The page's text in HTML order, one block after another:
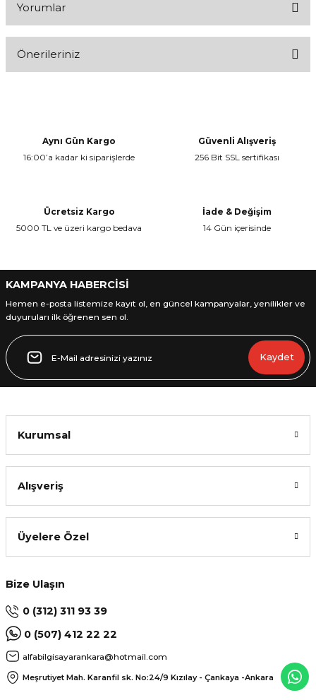
Yorumlar
Önerileriniz
Ürün resmi kalitesiz, bozuk veya görüntülenemiyor.
Gönder
Aynı Gün Kargo
16:00’a kadar ki siparişlerde
Güvenli Alışveriş
256 Bit SSL sertifikası
Ücretsiz Kargo
5000 TL ve üzeri kargo bedava
İade & Değişim
14 Gün içerisinde
KAMPANYA HABERCİSİ
Hemen e-posta listemize kayıt ol, en güncel kampanyalar, yenilikler ve
duyuruları ilk öğrenen sen ol.
Kaydet
Kurumsal
Alışveriş
Üyelere Özel
Bize Ulaşın
0 (312) 311 93 39
0 (507) 412 22 22
alfabilgisayarankara@hotmail.com
Meşrutiyet Mah. Karanfil sk. No:24/9 Kızılay - Çankaya -Ankara